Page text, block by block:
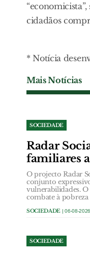
cidadãos
* Notícia
Mais Notícias
SOCIEDADE
Radar
familiares
O projecto Radar
conjunto
vulnerabilidades.
combate à
SOCIEDADE | 06-08-2026
SOCIEDADE